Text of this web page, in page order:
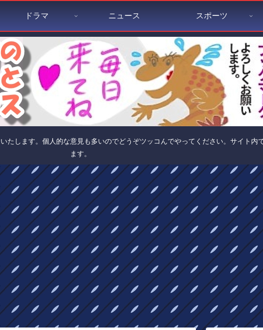
たします。個人的な意見も多いのでどうぞツッコんでやってください。サイト内
ます。
ドラマ ニュース スポーツ